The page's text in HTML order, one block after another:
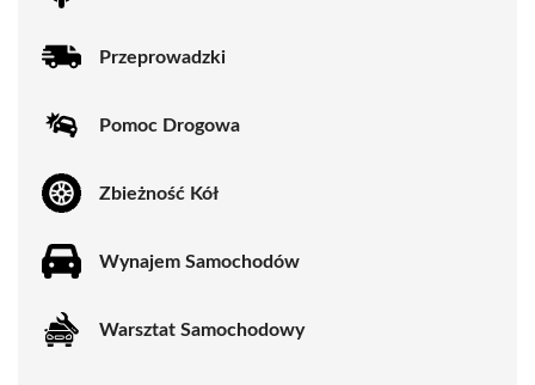
Przeprowadzki
Pomoc Drogowa
Zbieżność Kół
Wynajem Samochodów
Warsztat Samochodowy